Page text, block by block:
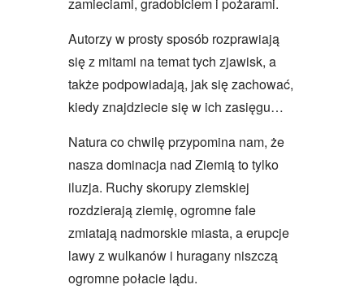
Autorzy w prosty sposób rozprawiają
się z mitami na temat tych zjawisk, a
także podpowiadają, jak się zachować,
kiedy znajdziecie się w ich zasięgu…
Natura co chwilę przypomina nam, że
nasza dominacja nad Ziemią to tylko
iluzja. Ruchy skorupy ziemskiej
rozdzierają ziemię, ogromne fale
zmiatają nadmorskie miasta, a erupcje
lawy z wulkanów i huragany niszczą
ogromne połacie lądu.